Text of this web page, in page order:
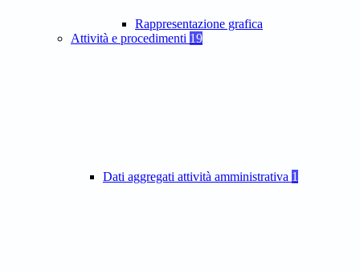
Rappresentazione grafica
Attività e procedimenti 19
Dati aggregati attività amministrativa 1